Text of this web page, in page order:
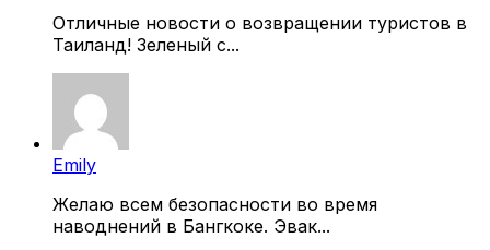
Отличные новости о возвращении туристов в
Таиланд! Зеленый с...
Emily
Желаю всем безопасности во время
наводнений в Бангкоке. Эвак...